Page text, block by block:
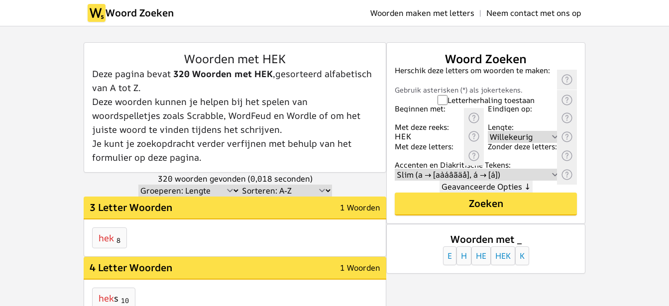
Woord Zoeken Woorden maken met letters | Neem contact met ons op
Woorden met HEK
Deze pagina bevat 320 Woorden met HEK,gesorteerd alfabetisch
van A tot Z.
Deze woorden kunnen je helpen bij het spelen van
woordspelletjes zoals Scrabble, WordFeud en Wordle of om het
juiste woord te vinden tijdens het schrijven.
Je kunt je zoekopdracht verder verfijnen met behulp van het
formulier op deze pagina.
320 woorden gevonden (0,018 seconden)
3 Letter Woorden 1 Woorden
hek 8
4 Letter Woorden 1 Woorden
heks 10
Woord Zoeken
Herschik deze letters om woorden te maken:
Gebruik asterisken (*) als jokertekens.
Letterherhaling toestaan
Beginnen met:
Eindigen op:
Met deze reeks:
Lengte:
Met deze letters:
Zonder deze letters:
Accenten en Diakritische Tekens:
Geavanceerde Opties ↓
Zoeken
Woorden met _
E H HE HEK K